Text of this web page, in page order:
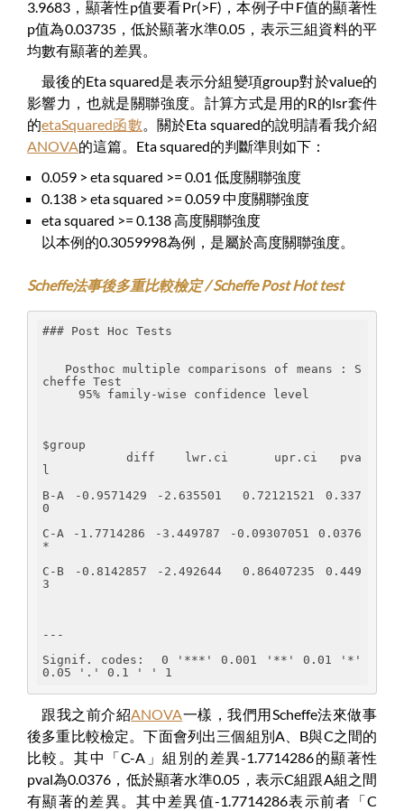
3.9683，顯著性p值要看Pr(>F)，本例子中F值的顯著性
p值為0.03735，低於顯著水準0.05，表示三組資料的平
均數有顯著的差異。
最後的Eta squared是表示分組變項group對於value的
影響力，也就是關聯強度。計算方式是用的R的lsr套件
的etaSquared函數 。關於Eta squared的說明請看我介紹
ANOVA的這篇。Eta squared的判斷準則如下：
0.059 > eta squared >= 0.01 低度關聯強度
0.138 > eta squared >= 0.059 中度關聯強度
eta squared >= 0.138 高度關聯強度
以本例的0.3059998為例，是屬於高度關聯強度。
Scheffe法事後多重比較檢定 / Scheffe Post Hot test
### Post Hoc Tests
Posthoc multiple comparisons of means : S
cheffe Test
95% family-wise confidence level
$group
diff    lwr.ci      upr.ci   pva
l
B-A -0.9571429 -2.635501  0.72121521 0.337
0
C-A -1.7714286 -3.449787 -0.09307051 0.0376
*
C-B -0.8142857 -2.492644  0.86407235 0.449
3
---
Signif. codes:  0 '***' 0.001 '**' 0.01 '*'
0.05 '.' 0.1 ' ' 1
跟我之前介紹ANOVA一樣，我們用Scheffe法來做事
後多重比較檢定。下面會列出三個組別A、B與C之間的
比較。其中「C-A」組別的差異-1.7714286的顯著性
pval為0.0376，低於顯著水準0.05，表示C組跟A組之間
有顯著的差異。其中差異值-1.7714286表示前者「C